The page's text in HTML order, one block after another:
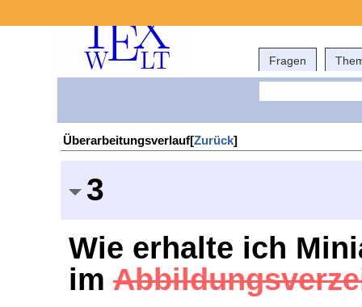
Fragen
Überarbeitungsverlauf[Zurück]
3
Wie erhalte ich
im